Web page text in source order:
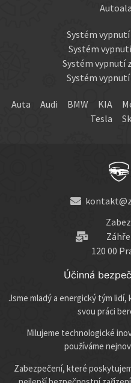
Systém
Systém
Systém vypnutí
Systém
Auta Audi BMW KIA
Tesla
120 00
Účinná
Jsme mladý a energický tým
svou práci
Milujeme technologické
používáme
Zabezpečení, které